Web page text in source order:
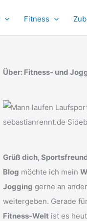
Fitness
Über: Fitness- und
Grüß dich,
Blog möchte ich mein
Jogging gerne an
weitergeben. Gerade
Fitness-Welt ist es